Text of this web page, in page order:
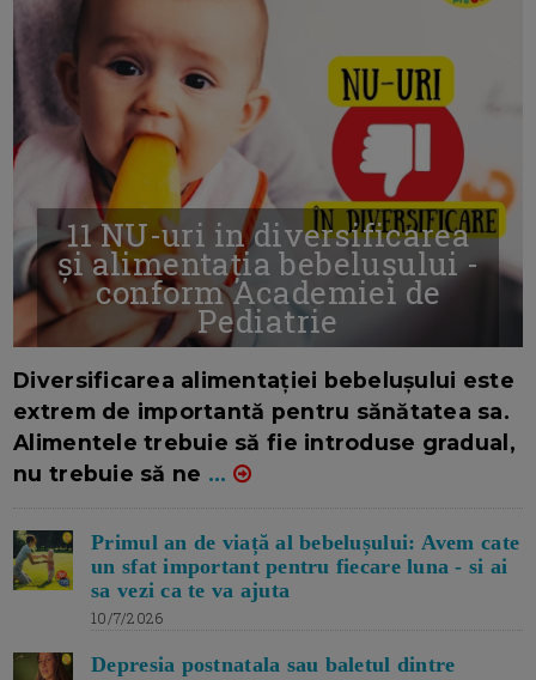
11 NU-uri in diversificarea
și alimentația bebelușului -
conform Academiei de
Pediatrie
Diversificarea alimentației bebelușului este
extrem de importantă pentru sănătatea sa.
Alimentele trebuie să fie introduse gradual,
nu trebuie să ne ...
Primul an de viață al bebelușului: Avem cate
un sfat important pentru fiecare luna - si ai
sa vezi ca te va ajuta
10/7/2026
Depresia postnatala sau baletul dintre